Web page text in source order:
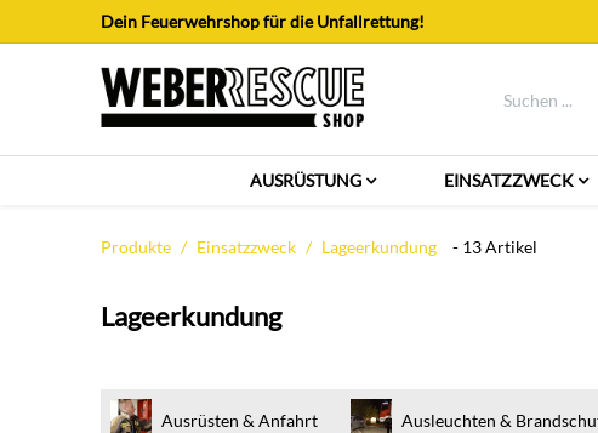
Zum Inhalt springenDein Feuerwehrshop für die Unfallrettung!
AUSRÜSTUNG EINSATZZWECK
Produkte Einsatzzweck Lageerkundung - 13 Artikel
Lageerkundung
Ausrüsten & Anfahrt Ausleuchten &